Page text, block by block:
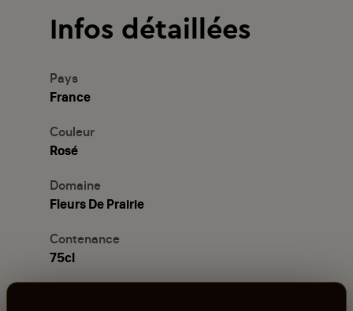
Infos détaillées
Pays
France
Couleur
Rosé
Domaine
Fleurs De Prairie
Contenance
75cl